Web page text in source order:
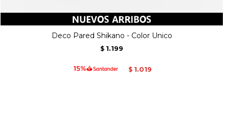
Deco Pared Shikano - Color Unico
$ 1.199
$ 1.019